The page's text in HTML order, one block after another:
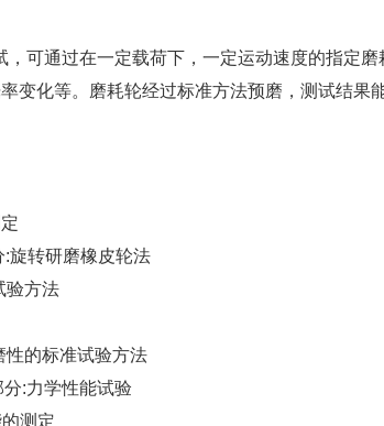
，可通过在一定载荷下，一定运动速度的指定
变化等。磨耗轮经过标准方法预磨，测试结果
:旋转研磨橡皮轮法
验方法
性的标准试验方法
:力学性能试验
测定